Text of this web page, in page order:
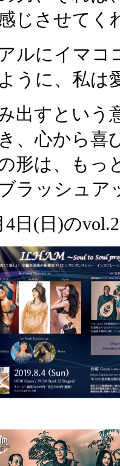
じさせてく
ルにイマコ
うに、私は
出すという
、心から喜
形は、もっ
ラッシュア
4日(日)の